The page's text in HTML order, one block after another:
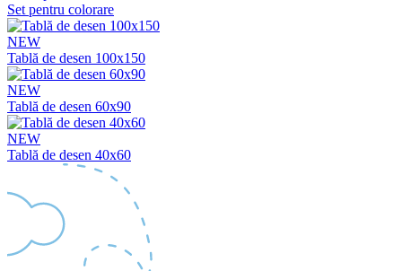
Set pentru colorare
NEW
Tablă de desen 100x150
NEW
Tablă de desen 60x90
NEW
Tablă de desen 40x60